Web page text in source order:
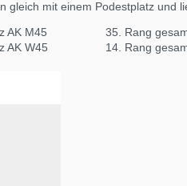
gleich mit einem Podestplatz und
AK M45
35. Rang
AK W45 14. Rang